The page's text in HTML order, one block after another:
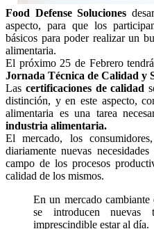
Food Defense Soluciones
aspecto, para que los
básicos para poder realizar un
alimentaria.
El próximo 25 de Febrero
Jornada Técnica de Calidad y
Las certificaciones de calidad
distinción, y en este aspecto,
alimentaria es una tarea
industria alimentaria.
El mercado, los
diariamente nuevas
campo de los procesos
calidad de los mismos.
En un mercado
se introducen nuevas
imprescindible estar al día.